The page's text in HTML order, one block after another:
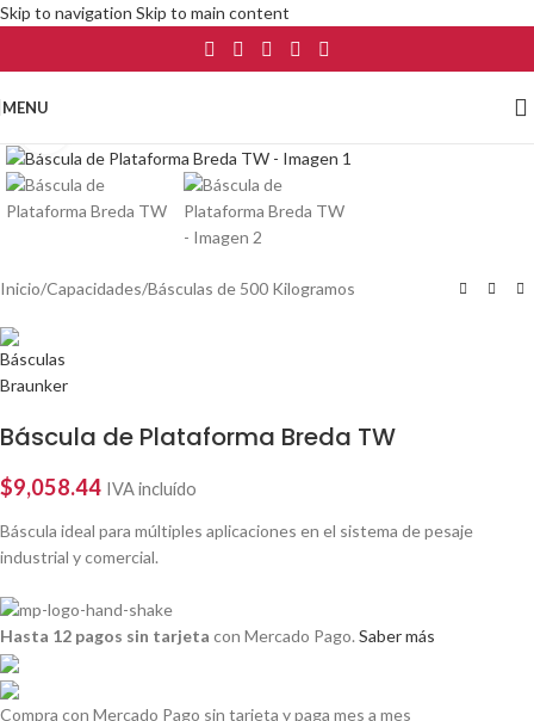
Skip to navigation Skip to main content
MENU
Inicio/Capacidades/Básculas de 500 Kilogramos
Báscula de Plataforma Breda TW
$9,058.44 IVA incluído
Báscula ideal para múltiples aplicaciones en el sistema de pesaje
industrial y comercial.
Hasta 12 pagos sin tarjeta con Mercado Pago. Saber más
Compra con Mercado Pago sin tarjeta y paga mes a mes